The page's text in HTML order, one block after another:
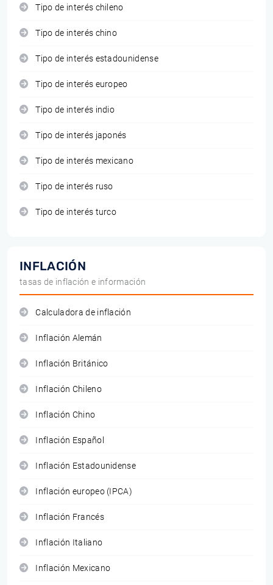
Tipo de interés chileno
Tipo de interés chino
Tipo de interés estadounidense
Tipo de interés europeo
Tipo de interés indio
Tipo de interés japonés
Tipo de interés mexicano
Tipo de interés ruso
Tipo de interés turco
INFLACIÓN
tasas de inflación e información
Calculadora de inflación
Inflación Alemán
Inflación Británico
Inflación Chileno
Inflación Chino
Inflación Español
Inflación Estadounidense
Inflación europeo (IPCA)
Inflación Francés
Inflación Italiano
Inflación Mexicano